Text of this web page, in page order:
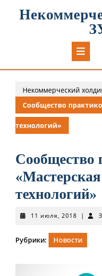
Некоммерческий
Сообщество
технологий»
Сообщество
технологий»
11 июля, 2018 11
2018
|
Рубрики: Новости